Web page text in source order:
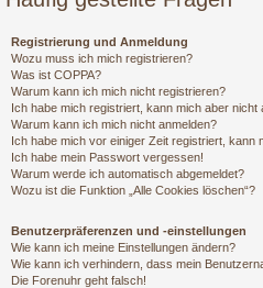
Registrierung und Anmeldung
Wozu muss ich mich registrieren?
Was ist COPPA?
Warum kann ich mich nicht registrieren?
Ich habe mich registriert, kann mich aber nicht
Warum kann ich mich nicht anmelden?
Ich habe mich vor einiger Zeit registriert, kann
Ich habe mein Passwort vergessen!
Warum werde ich automatisch abgemeldet?
Wozu ist die Funktion „Alle Cookies löschen“?
Benutzerpräferenzen und -einstellungen
Wie kann ich meine Einstellungen ändern?
Wie kann ich verhindern, dass mein
Die Forenuhr geht falsch!